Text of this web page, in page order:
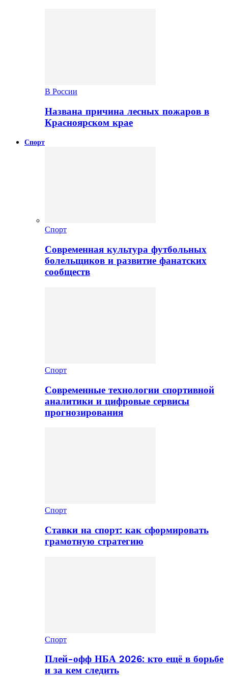
В России
Названа причина лесных пожаров в
Красноярском крае
Спорт
Спорт
Современная культура футбольных
болельщиков и развитие фанатских
сообществ
Спорт
Современные технологии спортивной
аналитики и цифровые сервисы
прогнозирования
Спорт
Ставки на спорт: как сформировать
грамотную стратегию
Спорт
Плей-офф НБА 2026: кто ещё в борьбе
и за кем следить